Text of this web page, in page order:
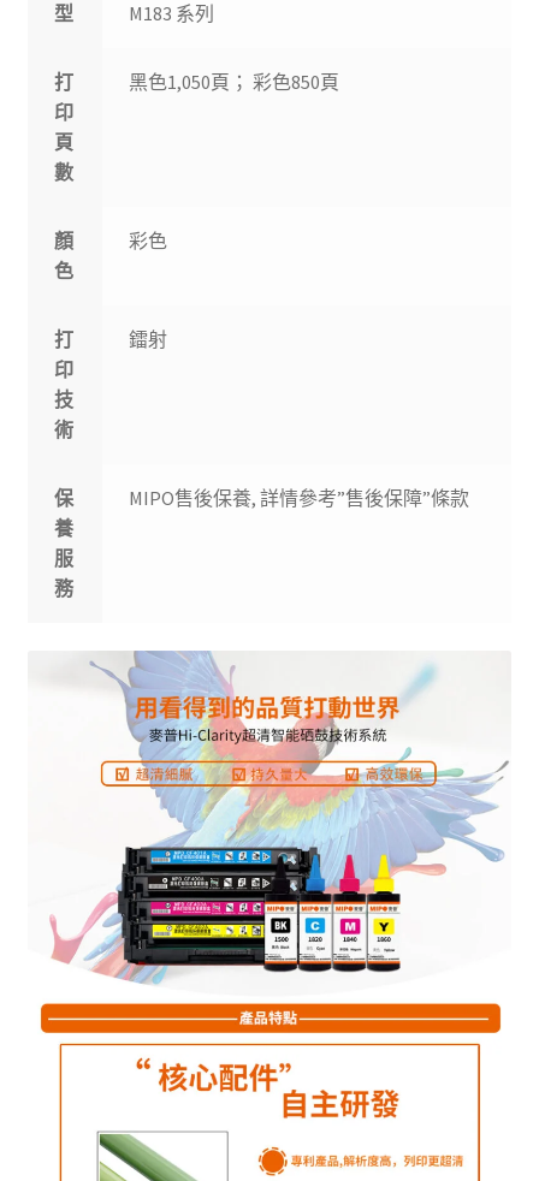
型
M183 系列
打
印
頁
數
黑色1,050頁； 彩色850頁
顏
色
彩色
打
印
技
術
鐳射
保
養
服
務
MIPO售後保養, 詳情參考”售後保障”條款